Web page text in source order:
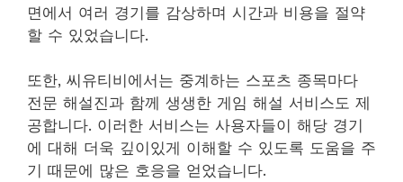
면에서 여러 경기를 감상하며 시간과 비용을 절약
할 수 있었습니다.
또한, 씨유티비에서는 중계하는 스포츠 종목마다
전문 해설진과 함께 생생한 게임 해설 서비스도 제
공합니다. 이러한 서비스는 사용자들이 해당 경기
에 대해 더욱 깊이있게 이해할 수 있도록 도움을 주
기 때문에 많은 호응을 얻었습니다.